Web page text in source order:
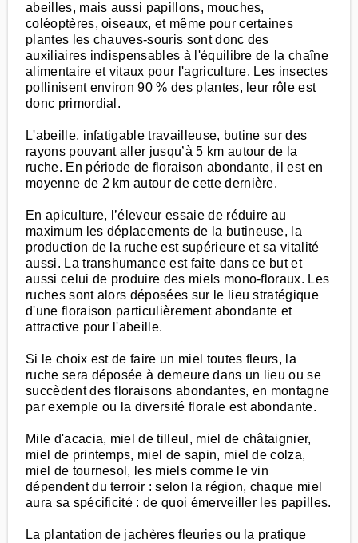
abeilles, mais aussi papillons, mouches,
coléoptères, oiseaux, et même pour certaines
plantes les chauves-souris sont donc des
auxiliaires indispensables à l'équilibre de la chaîne
alimentaire et vitaux pour l'agriculture. Les insectes
pollinisent environ 90 % des plantes, leur rôle est
donc primordial.
L'abeille, infatigable travailleuse, butine sur des
rayons pouvant aller jusqu’à 5 km autour de la
ruche. En période de floraison abondante, il est en
moyenne de 2 km autour de cette dernière.
En apiculture, l’éleveur essaie de réduire au
maximum les déplacements de la butineuse, la
production de la ruche est supérieure et sa vitalité
aussi. La transhumance est faite dans ce but et
aussi celui de produire des miels mono-floraux. Les
ruches sont alors déposées sur le lieu stratégique
d'une floraison particulièrement abondante et
attractive pour l'abeille.
Si le choix est de faire un miel toutes fleurs, la
ruche sera déposée à demeure dans un lieu ou se
succèdent des floraisons abondantes, en montagne
par exemple ou la diversité florale est abondante.
Mile d'acacia, miel de tilleul, miel de châtaignier,
miel de printemps, miel de sapin, miel de colza,
miel de tournesol, les miels comme le vin
dépendent du terroir : selon la région, chaque miel
aura sa spécificité : de quoi émerveiller les papilles.
La plantation de jachères fleuries ou la pratique